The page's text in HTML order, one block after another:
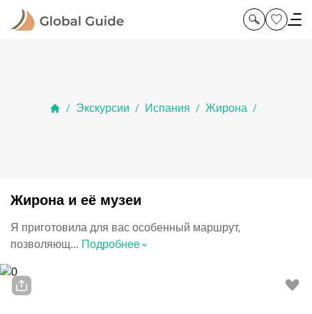
/ Экскурсии / Испания / Жирона /
Жирона и её музеи
Я приготовила для вас особенный маршрут,
позволяющ... Подробнее⌃